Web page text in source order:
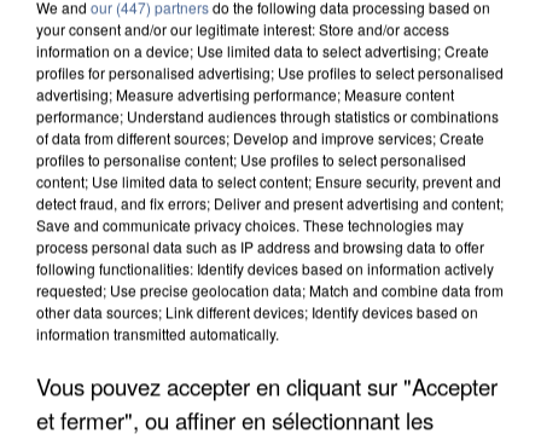
UN SECOND CADRE DE LA DZ MAFIA
We and our (447) partnersdo the following data processing based on
your consent and/or our legitimate interest: Store and/or access
information on a device; Use limited data to select advertising; Create
profiles for personalised advertising; Use profiles to select personalised
advertising; Measure advertising performance; Measure content
performance; Understand audiences through statistics or combinations
of data from different sources; Develop and improve services; Create
profiles to personalise content; Use profiles to select personalised
content; Use limited data to select content; Ensure security, prevent and
detect fraud, and fix errors; Deliver and present advertising and content;
Save and communicate privacy choices. These technologies may
process personal data such as IP address and browsing data to offer
following functionalities: Identify devices based on information actively
requested; Use precise geolocation data; Match and combine data from
other data sources; Link different devices; Identify devices based on
information transmitted automatically.
Vous pouvez accepter en cliquant sur "Accepter
et fermer", ou affiner en sélectionnant les